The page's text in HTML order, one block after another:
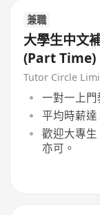
兼職
大學生中文
(Part Time)
Tutor Circle
一對一上門
平均時薪
歡迎大專
亦可。